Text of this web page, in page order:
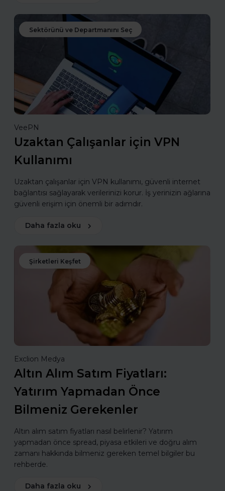
Sektörünü ve Departmanını Seç
VeePN
Uzaktan Çalışanlar için VPN
Kullanımı
Uzaktan çalışanlar için VPN kullanımı, güvenli internet
bağlantısı sağlayarak verilerinizi korur. İş yerinizin ağlarına
güvenli erişim için önemli bir adımdır.
Daha fazla oku
Şirketleri Keşfet
Exclion Medya
Altın Alım Satım Fiyatları:
Yatırım Yapmadan Önce
Bilmeniz Gerekenler
Altın alım satım fiyatları nasıl belirlenir? Yatırım
yapmadan önce spread, piyasa etkileri ve doğru alım
zamanı hakkında bilmeniz gereken temel bilgiler bu
rehberde.
Daha fazla oku